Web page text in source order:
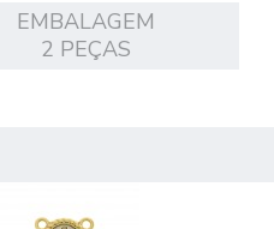
EMBALAGEM
2 PEÇAS